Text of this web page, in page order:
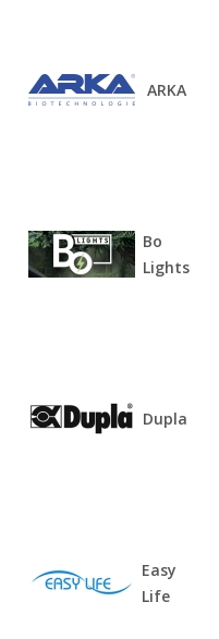
ARKA
Bo
Lights
Dupla
Easy
Life